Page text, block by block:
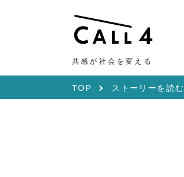
共感が社会を変える
TOP ストーリーを読む